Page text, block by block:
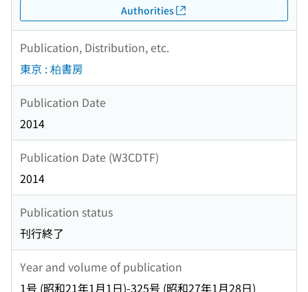
Authorities
Publication, Distribution, etc.
東京 : 柏書房
Publication Date
2014
Publication Date (W3CDTF)
2014
Publication status
刊行終了
Year and volume of publication
1号 (昭和21年1月1日)-325号 (昭和27年1月28日)